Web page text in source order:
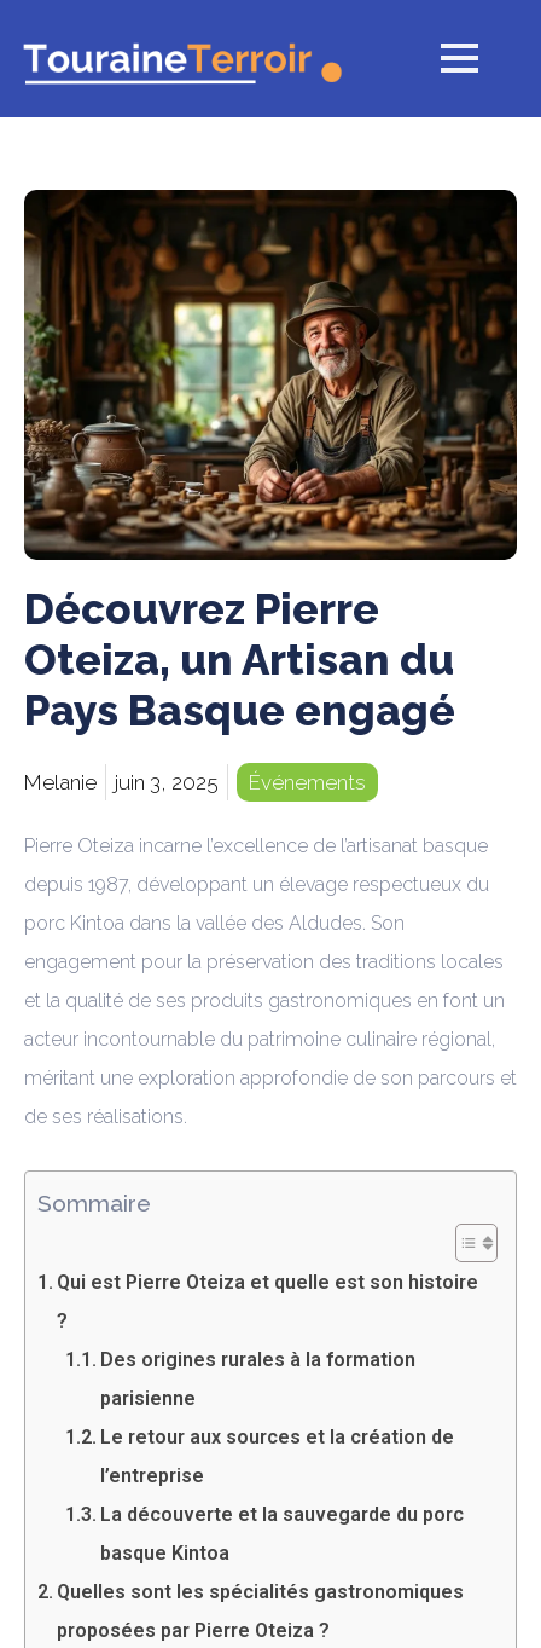
Découvrez Pierre
Oteiza, un Artisan du
Pays Basque engagé
Melanie juin 3, 2025 Événements
Pierre Oteiza incarne l’excellence de l’artisanat basque
depuis 1987, développant un élevage respectueux du
porc Kintoa dans la vallée des Aldudes. Son
engagement pour la préservation des traditions locales
et la qualité de ses produits gastronomiques en font un
acteur incontournable du patrimoine culinaire régional,
méritant une exploration approfondie de son parcours et
de ses réalisations.
Sommaire
Qui est Pierre Oteiza et quelle est son histoire
?
Des origines rurales à la formation
parisienne
Le retour aux sources et la création de
l’entreprise
La découverte et la sauvegarde du porc
basque Kintoa
Quelles sont les spécialités gastronomiques
proposées par Pierre Oteiza ?